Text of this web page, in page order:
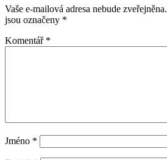
Vaše e-mailová adresa nebude zveřejněna.
jsou označeny *
Komentář *
Jméno *